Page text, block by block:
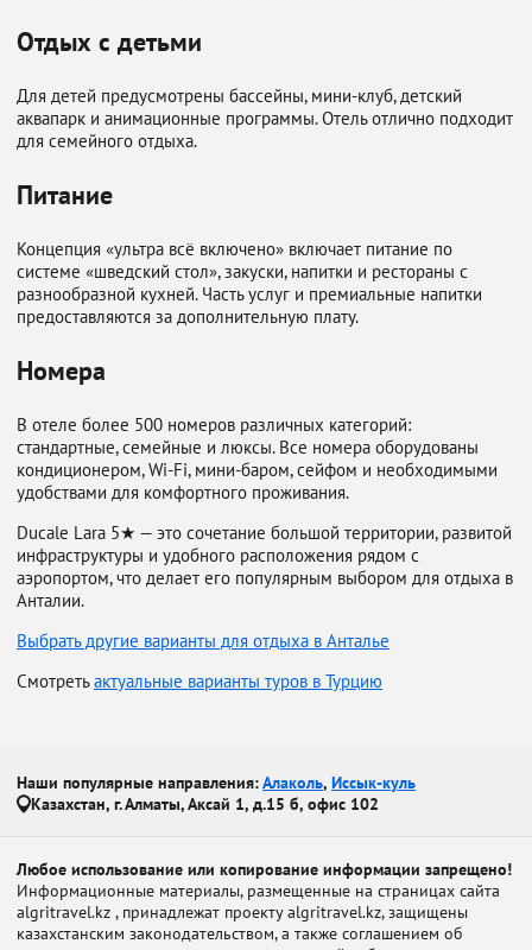
Отдых с детьми
Для детей предусмотрены бассейны, мини-клуб, детский
аквапарк и анимационные программы. Отель отлично подходит
для семейного отдыха.
Питание
Концепция «ультра всё включено» включает питание по
системе «шведский стол», закуски, напитки и рестораны с
разнообразной кухней. Часть услуг и премиальные напитки
предоставляются за дополнительную плату.
Номера
В отеле более 500 номеров различных категорий:
стандартные, семейные и люксы. Все номера оборудованы
кондиционером, Wi-Fi, мини-баром, сейфом и необходимыми
удобствами для комфортного проживания.
Ducale Lara 5★ — это сочетание большой территории, развитой
инфраструктуры и удобного расположения рядом с
аэропортом, что делает его популярным выбором для отдыха в
Анталии.
Выбрать другие варианты для отдыха в Анталье
Смотретьактуальные варианты туров в Турцию
Наши популярные направления:Алаколь, Иссык-куль
Казахстан, г. Алматы, Аксай 1, д.15 б, офис 102
Любое использование или копирование информации запрещено!
Информационные материалы, размещенные на страницах сайта
algritravel.kz , принадлежат проекту algritravel.kz, защищены
казахстанским законодательством, а также соглашением об